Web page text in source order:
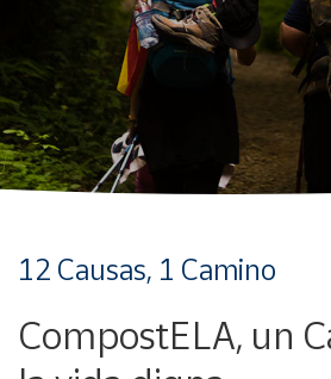
12 Causas, 1 Camino
CompostELA, un